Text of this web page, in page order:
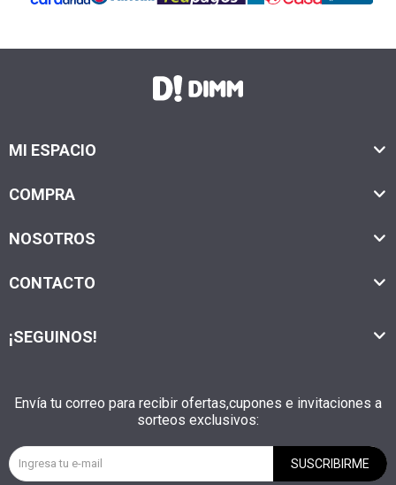
MI ESPACIO
COMPRA
NOSOTROS
CONTACTO
Envía tu correo para recibir ofertas,cupones e invitaciones a
sorteos exclusivos:
SUSCRIBIRME
¡SEGUINOS!